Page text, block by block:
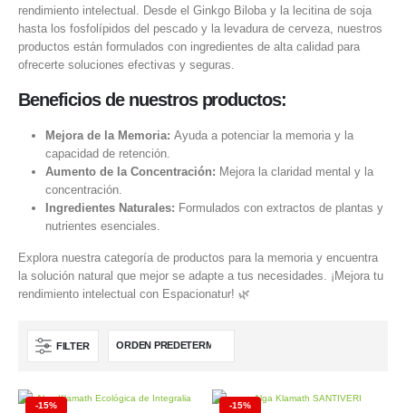
rendimiento intelectual. Desde el Ginkgo Biloba y la lecitina de soja
hasta los fosfolípidos del pescado y la levadura de cerveza, nuestros
productos están formulados con ingredientes de alta calidad para
ofrecerte soluciones efectivas y seguras.
Beneficios de nuestros productos:
Mejora de la Memoria: Ayuda a potenciar la memoria y la
capacidad de retención.
Aumento de la Concentración: Mejora la claridad mental y la
concentración.
Ingredientes Naturales: Formulados con extractos de plantas y
nutrientes esenciales.
Explora nuestra categoría de productos para la memoria y encuentra
la solución natural que mejor se adapte a tus necesidades. ¡Mejora tu
rendimiento intelectual con Espacionatur! 🌿
FILTER
-15% -15%